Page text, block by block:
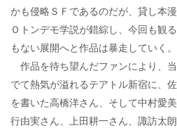
かも侵略ＳＦであるのだが、貸し本
Ｏトンデモ学説が錯綜し、今回も観
もない展開へと作品は暴走していく。
作品を待ち望んだファンにより、
でて熱気が溢れるテアトル新宿に、
を書いた高橋洋さん、そして中村愛
行由実さん、上田耕一さん、諏訪太